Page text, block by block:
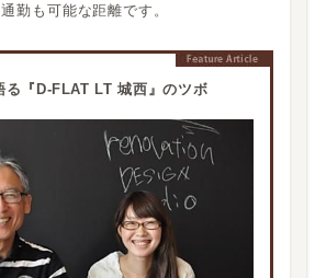
勤も可能な距離です。
る『D-FLAT LT 城西』のツボ